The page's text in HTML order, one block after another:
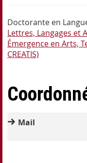
Doctorante en
Lettres, Langages et
Émergence en Arts,
CREATIS)
Mail